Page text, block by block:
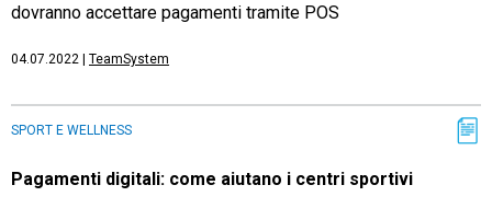
dovranno accettare pagamenti tramite POS
04.07.2022 TeamSystem
SPORT E WELLNESS
Pagamenti digitali: come aiutano i centri sportivi